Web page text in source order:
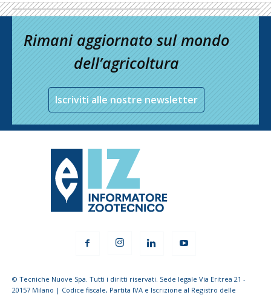
Rimani aggiornato sul mondo
dell’agricoltura
Iscriviti alle nostre newsletter
© Tecniche Nuove Spa. Tutti i diritti riservati. Sede legale Via Eritrea 21 -
20157 Milano | Codice fiscale, Partita IVA e Iscrizione al Registro delle